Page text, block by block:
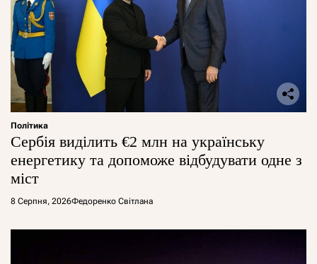
Політика
Сербія виділить €2 млн на українську
енергетику та допоможе відбудувати одне з
міст
8 Серпня, 2026Федоренко Світлана